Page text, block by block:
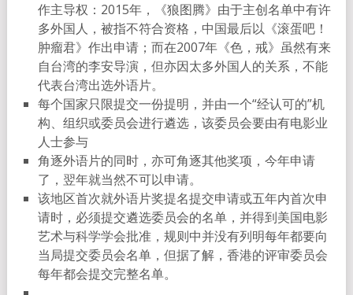
作主导权：2015年，《狼图腾》由于主创名单中有许
多外国人，被指不符合资格，中国最后以《滚蛋吧！
肿瘤君》作出申请；而在2007年《色，戒》虽然有来
自台湾的李安导演，但亦因太多外国人的关系，不能
代表台湾出选外语片。
每个国家只限提交一份提明，并由一个“经认可的”机
构、组织或委员会进行遴选，该委员会要由有电影业
人士参与
角逐外语片的同时，亦可角逐其他奖项，今年申请
了，翌年就当然不可以申请。
该地区首次就外语片奖提名提交申请或五年内首次申
请时，必须提交遴选委员会的名单，并得到美国电影
艺术与科学学会批准，规则中并没有列明每年都要向
当局提交委员会名单，但据了解，香港的评审委员会
每年都会提交完整名单。